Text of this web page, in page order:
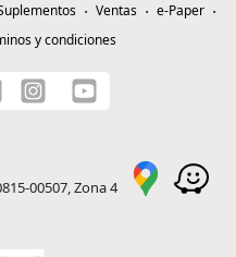
Ventas
e-Paper
y condiciones
00507, Zona 4